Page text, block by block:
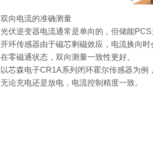
双向电流的准确测量
光伏逆变器电流通常是单向的，但储能
开环传感器由于磁芯剩磁效应，电流换向
在零磁通状态，双向测量一致性更好。
以芯森电子CR1A系列闭环霍尔传感器为
无论充电还是放电，电流控制精度一致。